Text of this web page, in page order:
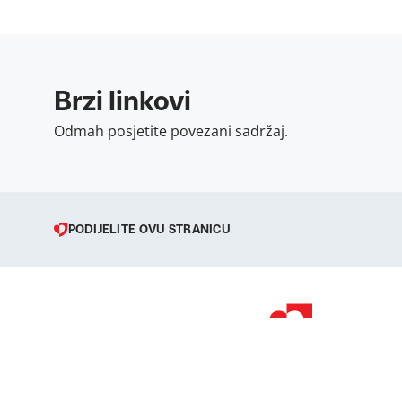
Brzi linkovi
Odmah posjetite povezani sadržaj.
PODIJELITE OVU STRANICU